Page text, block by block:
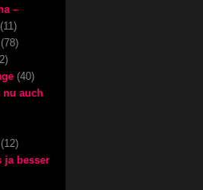
–
(78)
(40)
auch
(12)
ja besser